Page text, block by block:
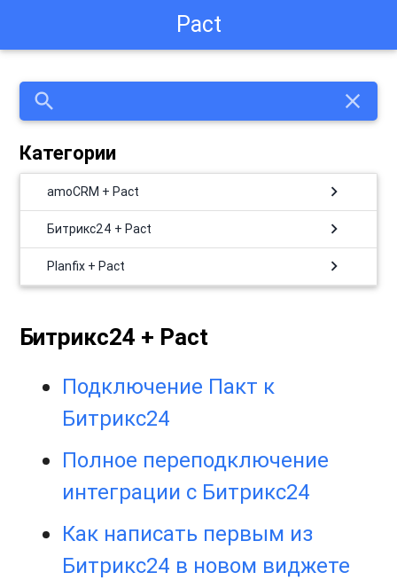
Pact
search close
Категории
amoCRM + Pact chevron_right
Битрикс24 + Pact chevron_right
Planfix + Pact chevron_right
Битрикс24 + Pact
Подключение Пакт к
Битрикс24
Полное переподключение
интеграции с Битрикс24
Как написать первым из
Битрикс24 в новом виджете